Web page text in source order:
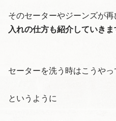
そのセーターやジーンズが
入れの仕方も紹介していきま
セーターを洗う時はこうやっ
というように